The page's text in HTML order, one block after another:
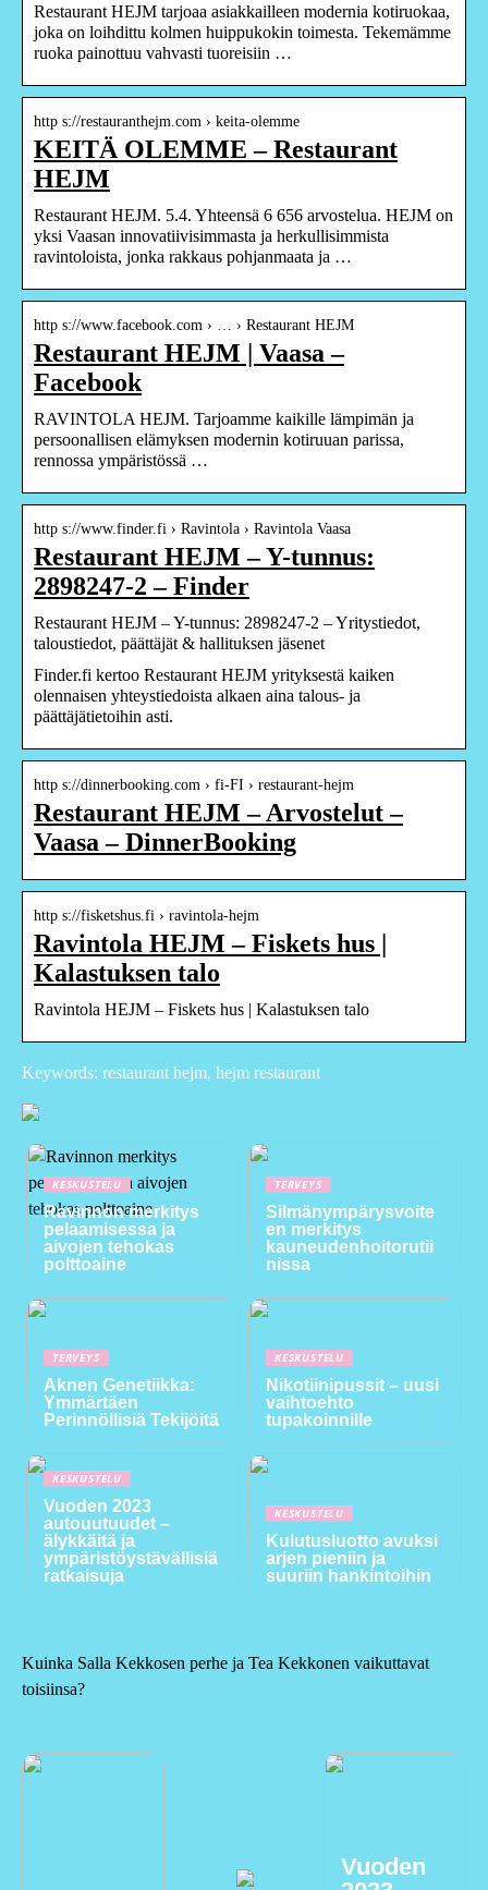
Restaurant HEJM tarjoaa asiakkailleen modernia kotiruokaa,
joka on loihdittu kolmen huippukokin toimesta. Tekemämme
ruoka painottuu vahvasti tuoreisiin …
http s://restauranthejm.com › keita-olemme
KEITÄ OLEMME – Restaurant
HEJM
Restaurant HEJM. 5.4. Yhteensä 6 656 arvostelua. HEJM on
yksi Vaasan innovatiivisimmasta ja herkullisimmista
ravintoloista, jonka rakkaus pohjanmaata ja …
http s://www.facebook.com › … › Restaurant HEJM
Restaurant HEJM | Vaasa –
Facebook
RAVINTOLA HEJM. Tarjoamme kaikille lämpimän ja
persoonallisen elämyksen modernin kotiruuan parissa,
rennossa ympäristössä …
http s://www.finder.fi › Ravintola › Ravintola Vaasa
Restaurant HEJM – Y-tunnus:
2898247-2 – Finder
Restaurant HEJM – Y-tunnus: 2898247-2 – Yritystiedot,
taloustiedot, päättäjät & hallituksen jäsenet
Finder.fi kertoo Restaurant HEJM yrityksestä kaiken
olennaisen yhteystiedoista alkaen aina talous- ja
päättäjätietoihin asti.
http s://dinnerbooking.com › fi-FI › restaurant-hejm
Restaurant HEJM – Arvostelut –
Vaasa – DinnerBooking
http s://fisketshus.fi › ravintola-hejm
Ravintola HEJM – Fiskets hus |
Kalastuksen talo
Ravintola HEJM – Fiskets hus | Kalastuksen talo
Keywords: restaurant hejm, hejm restaurant
KESKUSTELU
Ravinnon merkitys
pelaamisessa ja
aivojen tehokas
polttoaine
TERVEYS
Silmänympärysvoite
en merkitys
kauneudenhoitorutii
nissa
TERVEYS
Aknen Genetiikka:
Ymmärtäen
Perinnöllisiä Tekijöitä
KESKUSTELU
Nikotiinipussit – uusi
vaihtoehto
tupakoinnille
KESKUSTELU
Vuoden 2023
autouutuudet –
älykkäitä ja
ympäristöystävällisiä
ratkaisuja
KESKUSTELU
Kulutusluotto avuksi
arjen pieniin ja
suuriin hankintoihin
Kuinka Salla Kekkosen perhe ja Tea Kekkonen vaikuttavat
toisiinsa?
Vuoden